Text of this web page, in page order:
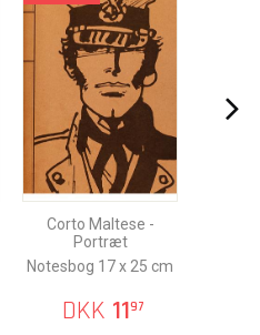
Corto Maltese -
Portræt
Notesbog 17 x 25 cm
DKK 1197